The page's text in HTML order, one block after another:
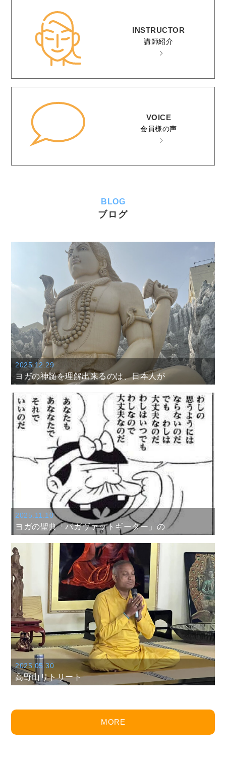
INSTRUCTOR
講師紹介
VOICE
会員様の声
BLOG
ブログ
2025.12.29
ヨガの神髄を理解出来るのは、日本人が
2025.11.10
ヨガの聖典「バガヴァットギーター」の
2025.05.30
高野山リトリート
MORE